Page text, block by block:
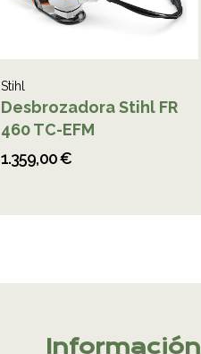
Stihl
Desbrozadora Stihl FR
460 TC-EFM
1.359,00 €
Información